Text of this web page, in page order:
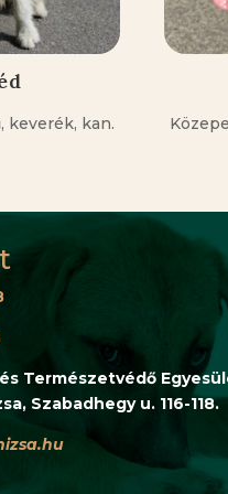
keverék, kan.
Természetvédő
Szabadhegy u. 116-118.